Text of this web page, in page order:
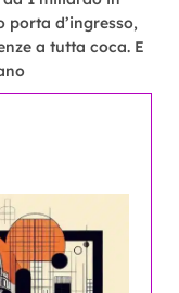
porta d’ingresso,
a tutta coca. E